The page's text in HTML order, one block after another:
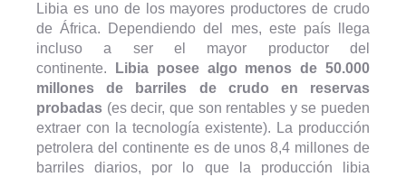
Libia es uno de los mayores productores de crudo
de África. Dependiendo del mes, este país llega
incluso a ser el mayor productor del
continente. Libia posee algo menos de 50.000
millones de barriles de crudo en reservas
probadas (es decir, que son rentables y se pueden
extraer con la tecnología existente). La producción
petrolera del continente es de unos 8,4 millones de
barriles diarios, por lo que la producción libia